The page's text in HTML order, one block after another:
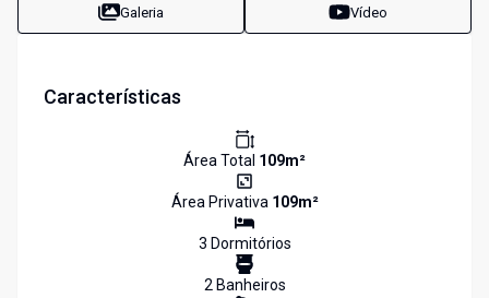
Galeria Vídeo
Características
Área Total 109m²
Área Privativa 109m²
3 Dormitórios
2Banheiros